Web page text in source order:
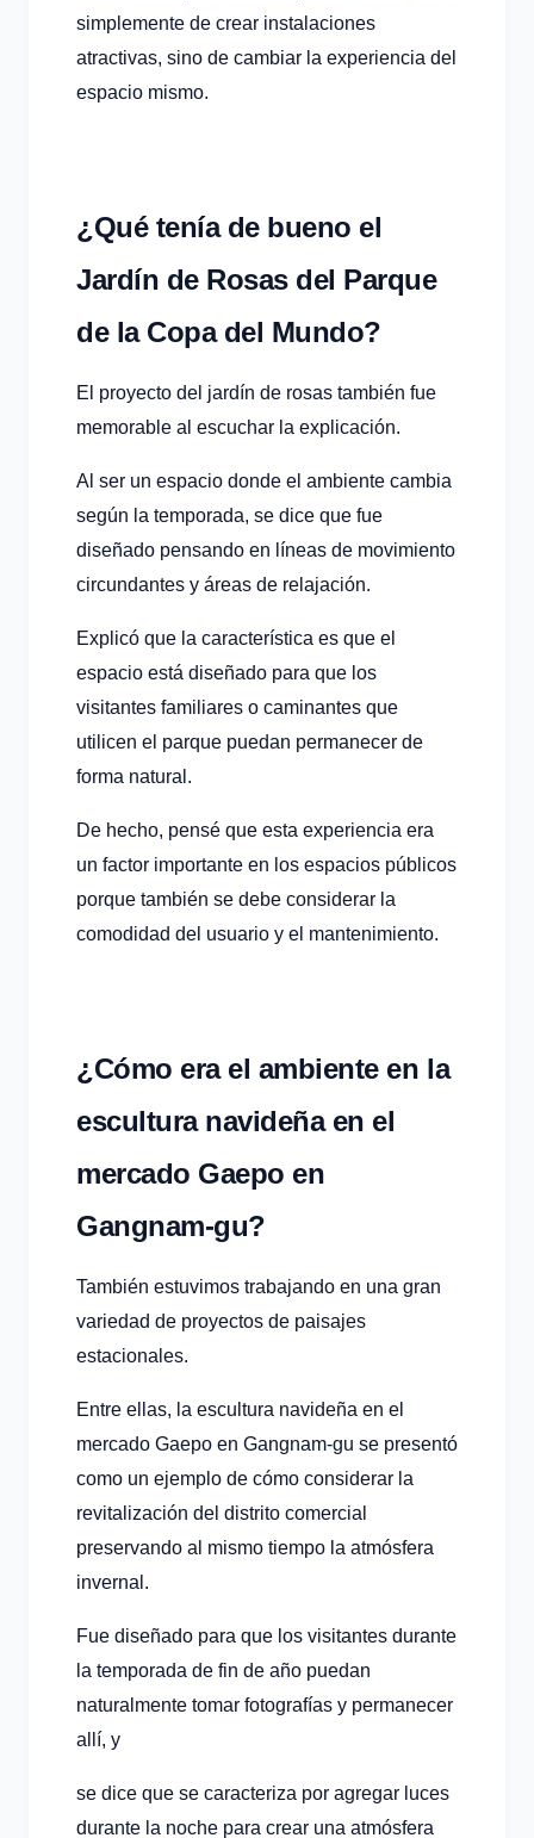
simplemente de crear instalaciones
atractivas, sino de cambiar la experiencia del
espacio mismo.
¿Qué tenía de bueno el
Jardín de Rosas del Parque
de la Copa del Mundo?
El proyecto del jardín de rosas también fue
memorable al escuchar la explicación.
Al ser un espacio donde el ambiente cambia
según la temporada, se dice que fue
diseñado pensando en líneas de movimiento
circundantes y áreas de relajación.
Explicó que la característica es que el
espacio está diseñado para que los
visitantes familiares o caminantes que
utilicen el parque puedan permanecer de
forma natural.
De hecho, pensé que esta experiencia era
un factor importante en los espacios públicos
porque también se debe considerar la
comodidad del usuario y el mantenimiento.
¿Cómo era el ambiente en la
escultura navideña en el
mercado Gaepo en
Gangnam-gu?
También estuvimos trabajando en una gran
variedad de proyectos de paisajes
estacionales.
Entre ellas, la escultura navideña en el
mercado Gaepo en Gangnam-gu se presentó
como un ejemplo de cómo considerar la
revitalización del distrito comercial
preservando al mismo tiempo la atmósfera
invernal.
Fue diseñado para que los visitantes durante
la temporada de fin de año puedan
naturalmente tomar fotografías y permanecer
allí, y
se dice que se caracteriza por agregar luces
durante la noche para crear una atmósfera